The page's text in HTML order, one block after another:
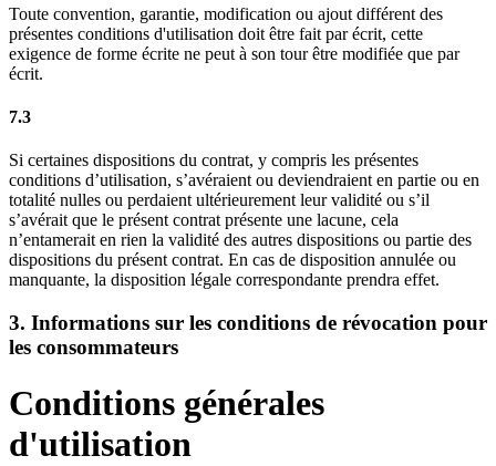
Toute convention, garantie, modification ou ajout différent des
présentes conditions d'utilisation doit être fait par écrit, cette
exigence de forme écrite ne peut à son tour être modifiée que par
écrit.
7.3
Si certaines dispositions du contrat, y compris les présentes
conditions d’utilisation, s’avéraient ou deviendraient en partie ou en
totalité nulles ou perdaient ultérieurement leur validité ou s’il
s’avérait que le présent contrat présente une lacune, cela
n’entamerait en rien la validité des autres dispositions ou partie des
dispositions du présent contrat. En cas de disposition annulée ou
manquante, la disposition légale correspondante prendra effet.
3. Informations sur les conditions de révocation pour
les consommateurs
Conditions générales
d'utilisation